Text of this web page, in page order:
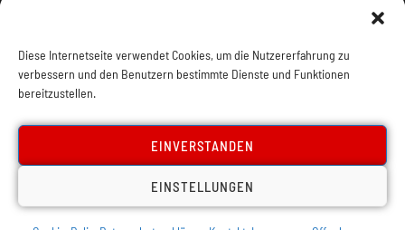
Diese Internetseite verwendet Cookies, um die Nutzererfahrung zu
verbessern und den Benutzern bestimmte Dienste und Funktionen
bereitzustellen.
EINVERSTANDEN
EINSTELLUNGEN